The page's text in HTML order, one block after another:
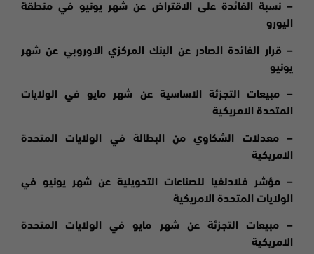
– نسبة الفائدة على الاقتراض عن شهر يونيو في منطقة
اليورو
– قرار الفائدة الصادر عن البنك المركزي الاوروبي عن شهر
يونيو
– مبيعات التجزئة الاساسية عن شهر مايو في الولايات
المتحدة الامريكية
– معدلات الشكاوي من البطالة في الولايات المتحدة
الامريكية
– مؤشر فلادلفيا للصناعات التحويلية عن شهر يونيو في
الولايات المتحدة الامريكية
– مبيعات التجزئة عن شهر مايو في الولايات المتحدة
الامريكية